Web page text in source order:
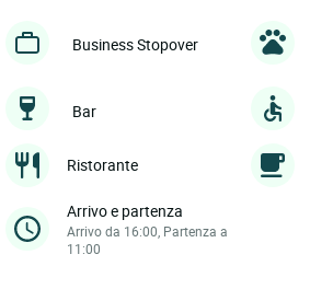
Business Stopover
Bar
Ristorante
Arrivo e partenza
Arrivo da 16:00, Partenza a
11:00